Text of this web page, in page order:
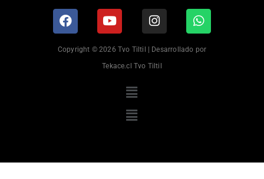
Copyright © 2026 Tvo Tiltil | Desarrollado por
Tekace.cl Tvo Tiltil